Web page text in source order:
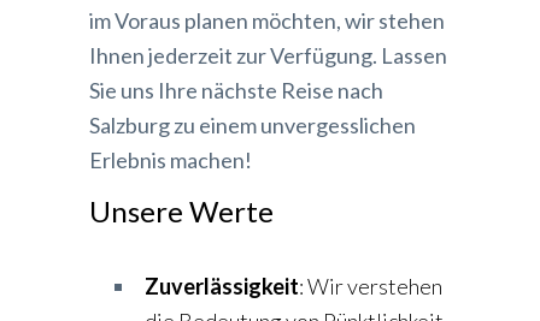
im Voraus planen möchten, wir stehen
Ihnen jederzeit zur Verfügung. Lassen
Sie uns Ihre nächste Reise nach
Salzburg zu einem unvergesslichen
Erlebnis machen!
Unsere Werte
Zuverlässigkeit: Wir verstehen